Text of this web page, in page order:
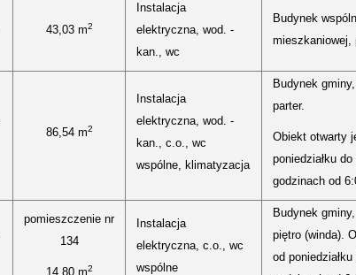
43,03 m2
Instalacja
elektryczna, wod. -
kan., wc
Budynek
mieszkaniowej,
86,54 m2
Instalacja
elektryczna, wod. -
kan., c.o., wc
wspólne, klimatyzacja
Budynek
parter.
Obiekt otwarty
poniedziałku
godzinach od
pomieszczenie nr
134
14,80 m2
Instalacja
elektryczna, c.o., wc
wspólne
Budynek
piętro (winda).
od